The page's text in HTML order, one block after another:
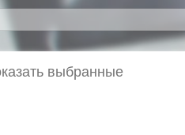
выбранные